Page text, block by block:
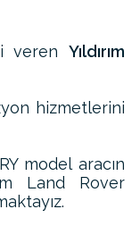
verenYıldırım
hizmetlerini
model aracın
Land Rover